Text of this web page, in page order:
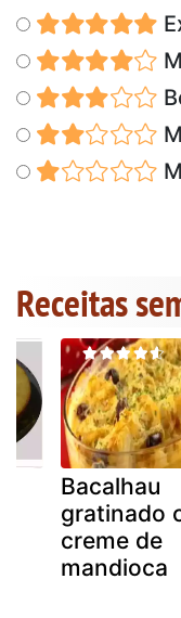
Receitas
Bacalhau
gratinado
creme de
mandioca